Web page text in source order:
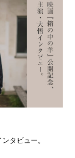
ト
#MOVIE
タビュー。